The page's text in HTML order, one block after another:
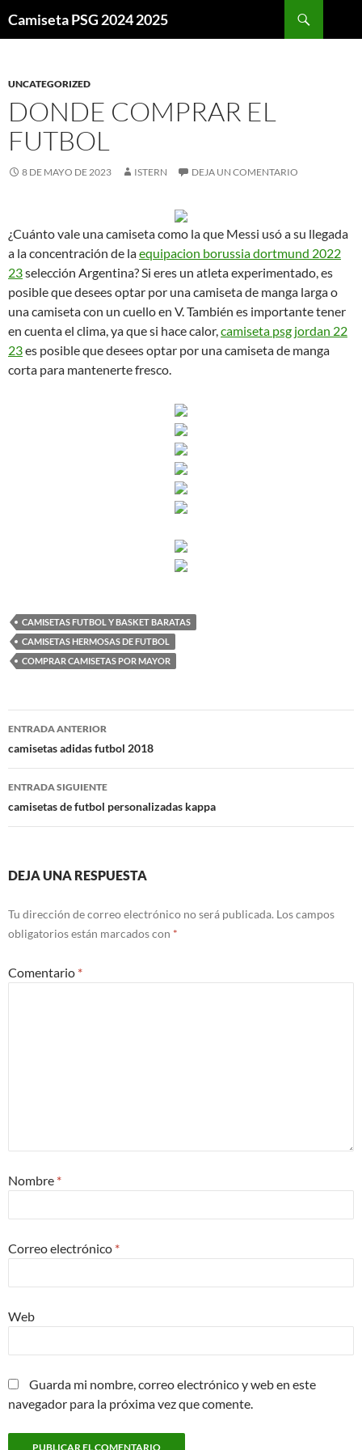
Camiseta PSG 2024 2025
UNCATEGORIZED
DONDE COMPRAR EL
FUTBOL
8 DE MAYO DE 2023 ISTERN DEJA UN COMENTARIO
¿Cuánto vale una camiseta como la que Messi usó a su llegada
a la concentración de laequipacion borussia dortmund 2022
23selección Argentina? Si eres un atleta experimentado, es
posible que desees optar por una camiseta de manga larga o
una camiseta con un cuello en V. También es importante tener
en cuenta el clima, ya que si hace calor,camiseta psg jordan 22
23es posible que desees optar por una camiseta de manga
corta para mantenerte fresco.
CAMISETAS FUTBOL Y BASKET BARATAS
CAMISETAS HERMOSAS DE FUTBOL
COMPRAR CAMISETAS POR MAYOR
Navegación
de
entradas
ENTRADA ANTERIOR
camisetas adidas futbol 2018
ENTRADA SIGUIENTE
camisetas de futbol personalizadas kappa
DEJA UNA RESPUESTA
Tu dirección de correo electrónico no será publicada. Los campos
obligatorios están marcados con *
Comentario *
Nombre *
Correo electrónico *
Web
Guarda mi nombre, correo electrónico y web en este
navegador para la próxima vez que comente.